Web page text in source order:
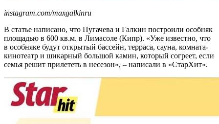
instagram.com/maxgalkinru
В статье написано, что Пугачева и Галкин построили особняк
площадью в 600 кв.м. в Лимасоле (Кипр). «Уже известно, что
в особняке будут открытый бассейн, терраса, сауна, комната-
кинотеатр и шикарный большой камин, который согреет, если
семья решит прилететь в несезон», – написали в «СтарХит».